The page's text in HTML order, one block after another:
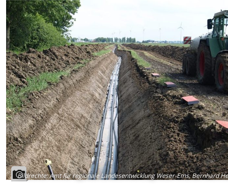
Bildrechte:Amt für regionale Landesentwicklung Weser-Ems, Bernhard